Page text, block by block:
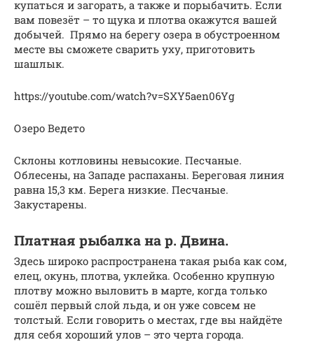
купаться и загорать, а также и порыбачить. Если
вам повезёт – то щука и плотва окажутся вашей
добычей. Прямо на берегу озера в обустроенном
месте вы сможете сварить уху, приготовить
шашлык.
https://youtube.com/watch?v=SXY5aen06Yg
Озеро Ведето
Склоны котловины невысокие. Песчаные.
Облесены, на Западе распаханы. Береговая линия
равна 15,3 км. Берега низкие. Песчаные.
Закустарены.
Платная рыбалка на р. Двина.
Здесь широко распространена такая рыба как сом,
елец, окунь, плотва, уклейка. Особенно крупную
плотву можно выловить в марте, когда только
сошёл первый слой льда, и он уже совсем не
толстый. Если говорить о местах, где вы найдёте
для себя хороший улов – это черта города.